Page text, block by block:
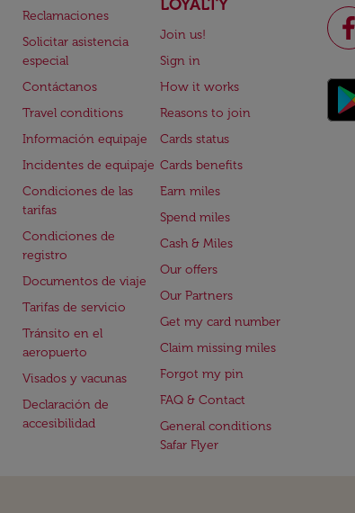
Reclamaciones
Solicitar asistencia
especial
Contáctanos
Travel conditions
Información equipaje
Incidentes de equipaje
Condiciones de las
tarifas
Condiciones de
registro
Documentos de viaje
Tarifas de servicio
Tránsito en el
aeropuerto
Visados y vacunas
Declaración de
accesibilidad
LOYALTY
Join us!
Sign in
How it works
Reasons to join
Cards status
Cards benefits
Earn miles
Spend miles
Cash & Miles
Our offers
Our Partners
Get my card number
Claim missing miles
Forgot my pin
FAQ & Contact
General conditions
Safar Flyer